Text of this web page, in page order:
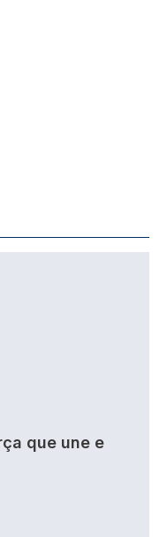
que une e